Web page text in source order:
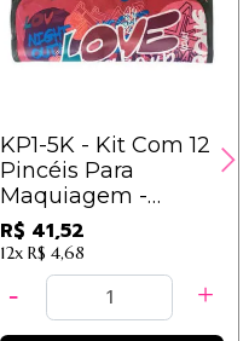
KP1-5K - Kit Com 12
Pincéis Para
Maquiagem -
Macrilan
R$ 41,52
12x R$ 4,68